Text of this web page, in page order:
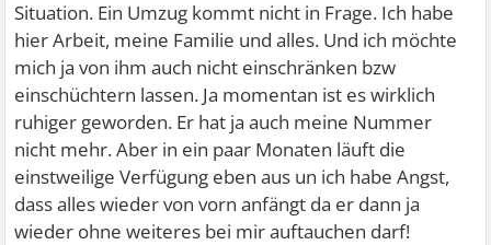
Situation. Ein Umzug kommt nicht in Frage. Ich habe
hier Arbeit, meine Familie und alles. Und ich möchte
mich ja von ihm auch nicht einschränken bzw
einschüchtern lassen. Ja momentan ist es wirklich
ruhiger geworden. Er hat ja auch meine Nummer
nicht mehr. Aber in ein paar Monaten läuft die
einstweilige Verfügung eben aus un ich habe Angst,
dass alles wieder von vorn anfängt da er dann ja
wieder ohne weiteres bei mir auftauchen darf!